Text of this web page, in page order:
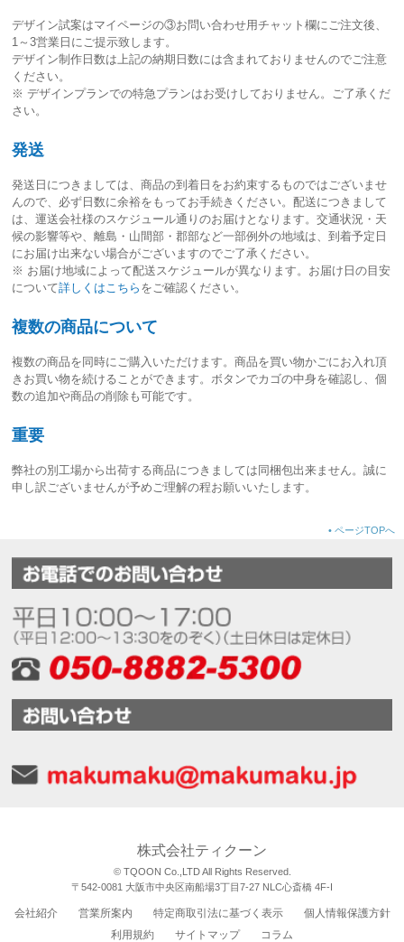
デザイン試案はマイページの③お問い合わせ用チャット欄にご注文後、
1～3営業日 にご提示致します。
デザイン制作日数は上記の納期日数には含まれておりませんのでご注意
ください。
※ デザインプランでの特急プランはお受けしておりません。ご了承くだ
さい。
発送
発送日につきましては、商品の到着日をお約束するものではございませ
んので、必ず日数に余裕をもってお手続きください。配送につきまして
は、運送会社様のスケジュール通りのお届けとなります。交通状況・天
候の影響等や、離島・山間部・郡部など一部例外の地域は、到着予定日
にお届け出来ない場合がございますのでご了承ください。
※ お届け地域によって配送スケジュールが異なります。お届け日の目安
について詳しくはこちら をご確認ください。
複数の商品について
複数の商品を同時にご購入いただけます。商品を買い物かごにお入れ頂
きお買い物を続けることができます。ボタンでカゴの中身を確認し、個
数の追加や商品の削除も可能です。
重要
弊社の別工場から出荷する商品につきましては同梱包出来ません。誠に
申し訳ございませんが予めご理解の程お願いいたします。
• ページTOPへ
株式会社ティクーン
© TQOON Co.,LTD All Rights Reserved.
〒542-0081 大阪市中央区南船場3丁目7-27 NLC心斎橋 4F-I
会社紹介 営業所案内 特定商取引法に基づく表示
個人情報保護方針
利用規約
サイトマップ コラム